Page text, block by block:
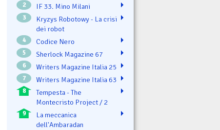
2 IF 33. Mino Milani
3
Kryzys Robotowy - La crisi
dei robot
4 Codice Nero
5 Sherlock Magazine 67
6 Writers Magazine Italia 25
7 Writers Magazine Italia 63
8
Tempesta - The
Montecristo Project / 2
9
La meccanica
dell'Ambaradan